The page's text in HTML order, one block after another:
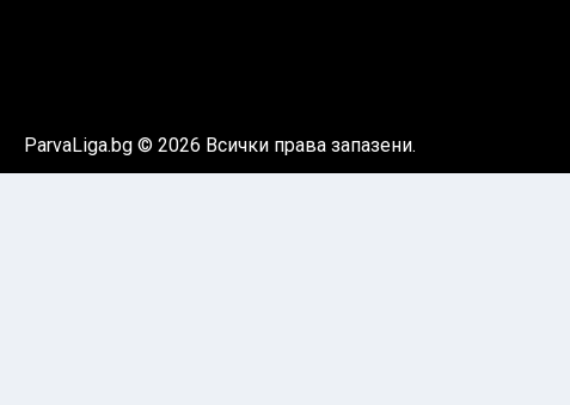
ParvaLiga.bg © 2026 Всички права запазени.